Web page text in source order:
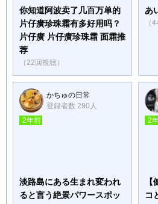
你知道阿波卖了几百万单的
片仔癀珍珠霜有多好用吗？
片仔癀 片仔癀珍珠霜 面霜推
荐
（22回視聴）
あ
（
かちゅの日常
登録者数 290人
2年前
淡路島にある生まれ変われ
ると言う絶景パワースポッ
2
コ